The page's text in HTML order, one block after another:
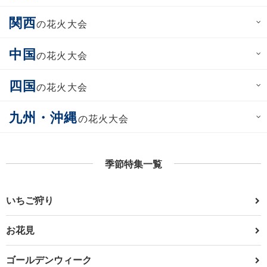
関西の花火大会
中国の花火大会
四国の花火大会
九州・沖縄の花火大会
季節特集一覧
いちご狩り
お花見
ゴールデンウィーク